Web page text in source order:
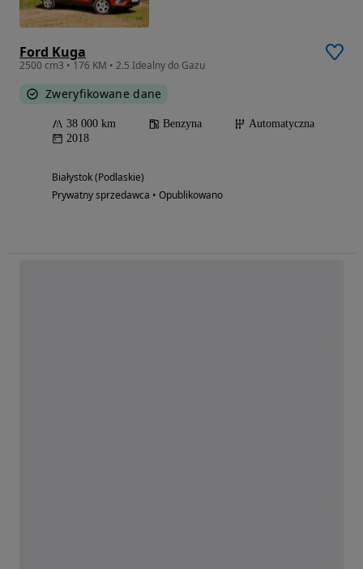
Ford Kuga
2500 cm3 • 176 KM • 2.5 Idealny do Gazu
Zweryfikowane dane
38 000 km Benzyna
Automatyczna
2018
Białystok (Podlaskie)
Prywatny sprzedawca • Opublikowano